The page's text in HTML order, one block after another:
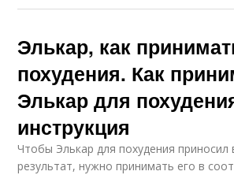
Элькар, как
похудения. Как
Элькар для
инструкция
Чтобы Элькар для похудения приносил
результат, нужно принимать его в